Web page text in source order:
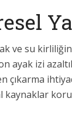
ve su
ayak izi
çıkarma
kaynaklar